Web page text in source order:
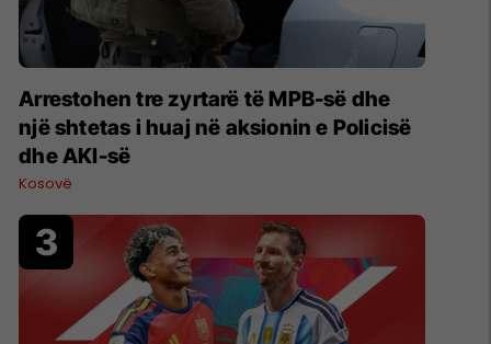
Arrestohen tre zyrtarë të MPB-së dhe
një shtetas i huaj në aksionin e Policisë
dhe AKI-së
Kosovë